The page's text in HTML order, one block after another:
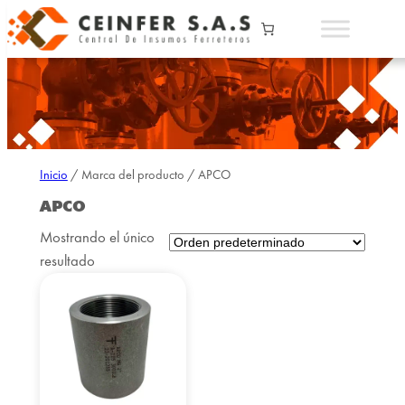
Inicio / Marca del producto / APCO
APCO
Mostrando el único
resultado